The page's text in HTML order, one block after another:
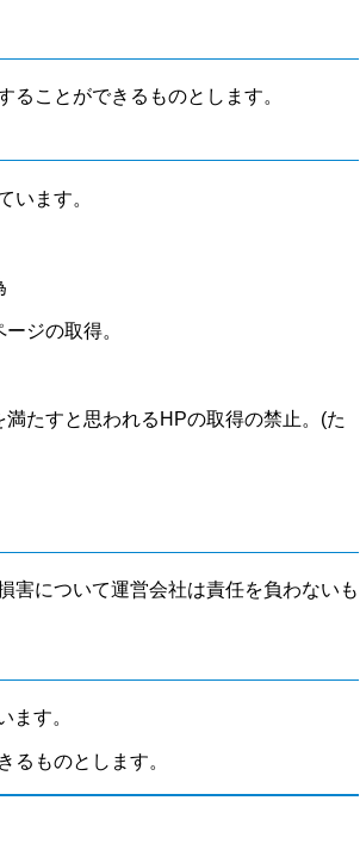
ことができるものとします。
います。
ジの取得。
たすと思われるHPの取得の禁止。(た
害について運営会社は責任を負わないも
ます。
るものとします。